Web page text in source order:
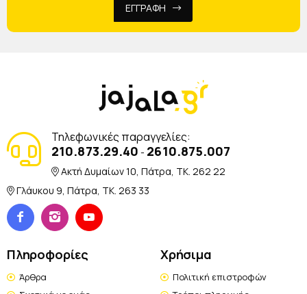
ΕΓΓΡΑΦΗ
Τηλεφωνικές παραγγελίες:
210.873.29.40 - 2610.875.007
Ακτή Δυμαίων 10, Πάτρα, TK. 262 22
Γλάυκου 9, Πάτρα, TK. 263 33
Πληροφορίες
Άρθρα
Χρήσιμα
Πολιτική επιστροφών